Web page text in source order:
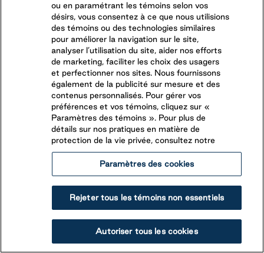
Domaine des Érables
St-Roch-de-Richelieu,Québec
(581) 200-5141
Situé à seulement 45 minutes de Montréal et offrant
une foule d’activités pour les familles, Domaine des
Érables est une destination en pleine croissance qui
laisse dans le cœur des vacanciers des souvenirs
inoubliables. Oasis tranquille, loin du tourbillon urbain,
ce parc vous permet de choisir le séjour qui vous
convient. Il se trouve suffisamment près de la ville
Voir le camping
Réservez votre séjour
ou en paramétrant les témoins selon vos
désirs, vous consentez à ce que nous utilisions
des témoins ou des technologies similaires
pour améliorer la navigation sur le site,
analyser l’utilisation du site, aider nos efforts
de marketing, faciliter les choix des usagers
et perfectionner nos sites. Nous fournissons
également de la publicité sur mesure et des
contenus personnalisés. Pour gérer vos
préférences et vos témoins, cliquez sur «
Paramètres des témoins ». Pour plus de
détails sur nos pratiques en matière de
protection de la vie privée, consultez notre
Paramètres des cookies
Rejeter tous les témoins non essentiels
Autoriser tous les cookies